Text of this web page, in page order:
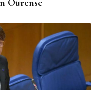
Ourense